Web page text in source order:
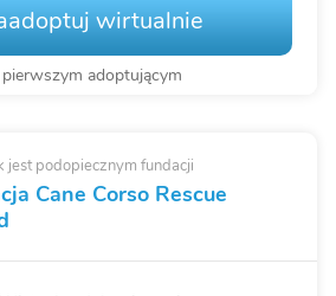
wirtualnie
pierwszym adoptującym
jest podopiecznym fundacji
Cane Corso Rescue